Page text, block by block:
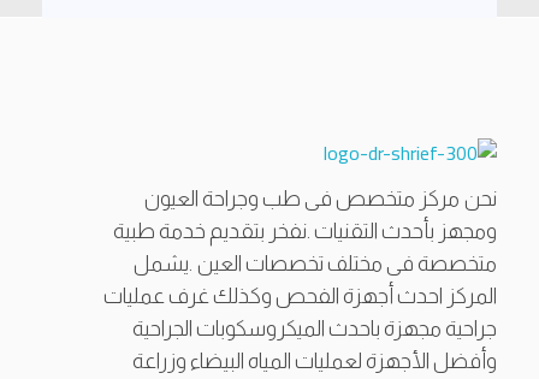
نحن مركز متخصص فى طب وجراحة العيون
ومجهز بأحدث التقنيات .نفخر بتقديم خدمة طبية
متخصصة فى مختلف تخصصات العين .يشمل
المركز احدث أجهزة الفحص وكذلك غرف عمليات
جراحية مجهزة باحدث الميكروسكوبات الجراحية
وأفضل الأجهزة لعمليات المياه البيضاء وزراعة